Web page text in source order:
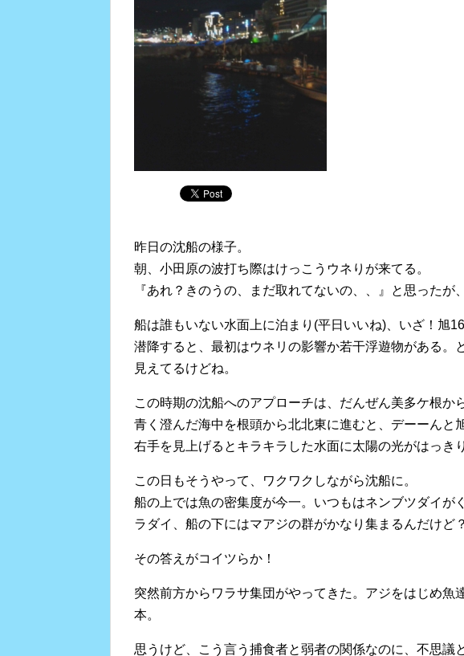
昨日の沈船の様子。
朝、小田原の波打ち際はけっこうウネりが来てる。
『あれ？きのうの、まだ取れてないの、、』と思ったが
船は誰もいない水面上に泊まり(平日いいね)、いざ！旭16
潜降すると、最初はウネリの影響か若干浮遊物がある。
見えてるけどね。
この時期の沈船へのアプローチは、だんぜん美多ケ根か
青く澄んだ海中を根頭から北北東に進むと、デーーんと
右手を見上げるとキラキラした水面に太陽の光がはっき
この日もそうやって、ワクワクしながら沈船に。
船の上では魚の密集度が今一。いつもはネンブツダイが
ラダイ、船の下にはマアジの群がかなり集まるんだけど？
その答えがコイツらか！
突然前方からワラサ集団がやってきた。アジをはじめ魚
本。
思うけど、こう言う捕食者と弱者の関係なのに、不思議